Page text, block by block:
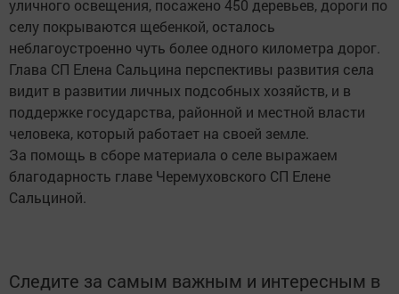
уличного освещения, посажено 450 деревьев, дороги по
селу покрываются щебенкой, осталось
неблагоустроенно чуть более одного километра дорог.
Глава СП Елена Сальцина перспективы развития села
видит в развитии личных подсобных хозяйств, и в
поддержке государства, районной и местной власти
человека, который работает на своей земле.
За помощь в сборе материала о селе выражаем
благодарность главе Черемуховского СП Елене
Сальциной.
Следите за самым важным и интересным в